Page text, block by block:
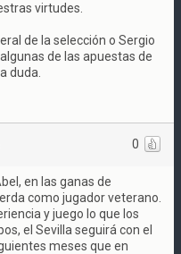
virtudes.
de la selección o Sergio
de las apuestas de
duda.
0
en las ganas de
como jugador veterano.
y juego lo que los
el Sevilla seguirá con el
meses que en